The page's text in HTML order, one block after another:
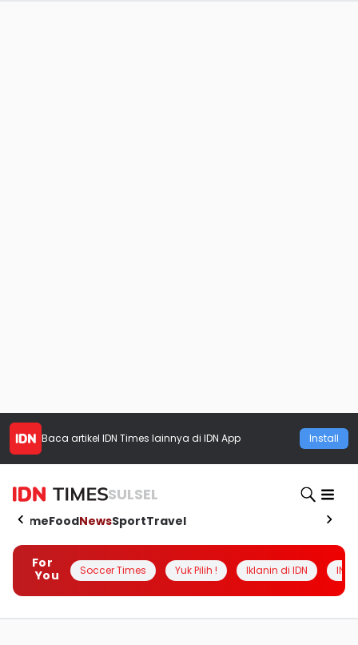
Baca artikel IDN Times lainnya di IDN App Install
SULSEL
HomeFoodNewsSportTravel
For
You
Soccer Times Yuk Pilih ! Iklanin di IDN